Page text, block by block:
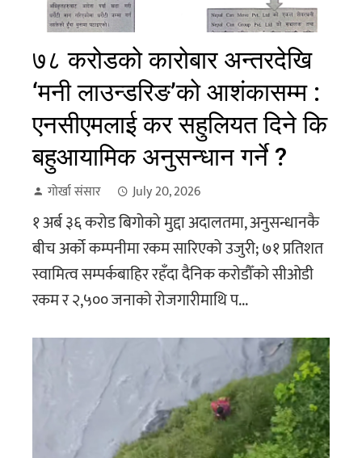
७८ करोडको कारोबार अन्तरदेखि
‘मनी लाउन्डरिङ’को आशंकासम्म :
एनसीएमलाई कर सहुलियत दिने कि
बहुआयामिक अनुसन्धान गर्ने ?
गोर्खा संसार July 20, 2026
१ अर्ब ३६ करोड बिगोको मुद्दा अदालतमा, अनुसन्धानकै
बीच अर्को कम्पनीमा रकम सारिएको उजुरी; ७१ प्रतिशत
स्वामित्व सम्पर्कबाहिर रहँदा दैनिक करोडौँको सीओडी
रकम र २,५०० जनाको रोजगारीमाथि प...